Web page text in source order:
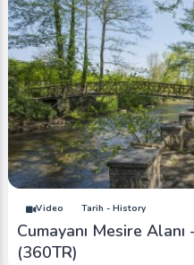
Video Tarih - History
Cumayanı Mesire
(360TR)